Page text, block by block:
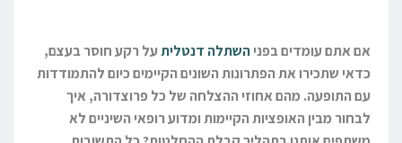
אם אתם עומדים בפניהשתלה דנטליתעל רקע חוסר בעצם,
כדאי שתכירו את הפתרונות השונים הקיימים כיום להתמודדות
עם התופעה. מהם אחוזי ההצלחה של כל פרוצדורה, איך
לבחור מבין האופציות הקיימות ומדוע רופאי השיניים לא